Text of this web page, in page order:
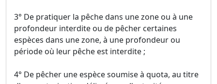
3° De pratiquer la pêche dans une zone ou à une
profondeur interdite ou de pêcher certaines
espèces dans une zone, à une profondeur ou
période où leur pêche est interdite ;
4° De pêcher une espèce soumise à quota, au titre